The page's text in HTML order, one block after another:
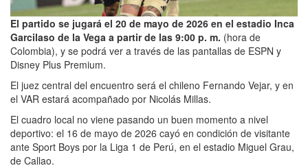
El partido se jugará el 20 de mayo de 2026 en el estadio Inca
Garcilaso de la Vega a partir de las 9:00 p. m. (hora de
Colombia), y se podrá ver a través de las pantallas de ESPN y
Disney Plus Premium.
El juez central del encuentro será el chileno Fernando Vejar, y en
el VAR estará acompañado por Nicolás Millas.
El cuadro local no viene pasando un buen momento a nivel
deportivo: el 16 de mayo de 2026 cayó en condición de visitante
ante Sport Boys por la Liga 1 de Perú, en el estadio Miguel Grau,
de Callao.